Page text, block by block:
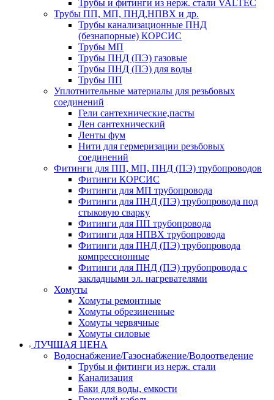
Трубы и фитинги из нерж. стали VALTEC
Трубы ПП, МП, ПНД,НПВХ и др.
Трубы канализационные ПНД
(безнапорные) КОРСИС
Трубы МП
Трубы ПНД (ПЭ) газовые
Трубы ПНД (ПЭ) для воды
Трубы ПП
Уплотнительные материалы для резьбовых
соединений
Гели сантехнические,пасты
Лен сантехнический
Ленты фум
Нити для гермеризации резьбовых
соединений
Фитинги для ПП, МП, ПНД (ПЭ) трубопроводов
Фитинги КОРСИС
Фитинги для МП трубопровода
Фитинги для ПНД (ПЭ) трубопровода под
стыковую сварку
Фитинги для ПП трубопровода
Фитинги для НПВХ трубопровода
Фитинги для ПНД (ПЭ) трубопровода
компрессионные
Фитинги для ПНД (ПЭ) трубопровода с
закладными эл. нагревателями
Хомуты
Хомуты ремонтные
Хомуты обрезиненные
Хомуты червячные
Хомуты силовые
ЛУЧШАЯ ЦЕНА
Водоснабжение/Газоснабжение/Водоотведение
Трубы и фитинги из нерж. стали
Канализация
Баки для воды, емкости